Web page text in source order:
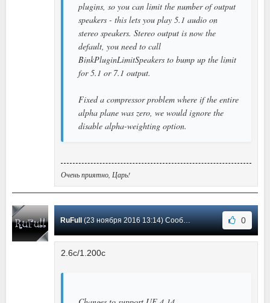
plugins, so you can limit the number of output
speakers - this lets you play 5.1 audio on
stereo speakers. Stereo output is now the
default, you need to call
BinkPluginLimitSpeakers to bump up the limit
for 5.1 or 7.1 output.
Fixed a compressor problem where if the entire
alpha plane was zero, we would ignore the
disable alpha-weighting option.
Очень приятно, Царь!
RuFull (23 ноября 2016 13:14) Сообщение #60 0
2.6c/1.200c